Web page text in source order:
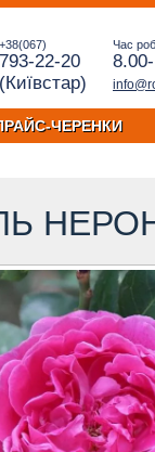
+38(067)
793-22-20
(Київстар)
Час
ЧЕРЕНКИ